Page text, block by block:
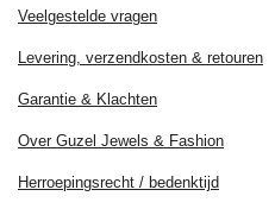
Veelgestelde vragen
Levering, verzendkosten & retouren
Garantie & Klachten
Over Guzel Jewels & Fashion
Herroepingsrecht / bedenktijd